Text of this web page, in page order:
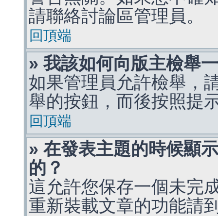
請聯絡討論區管理員。
回頂端
» 我該如何向版主檢舉
如果管理員允許檢舉，
舉的按鈕，而後按照提
回頂端
» 在發表主題的時候顯
的？
這允許您保存一個未完
重新裝載文章的功能請